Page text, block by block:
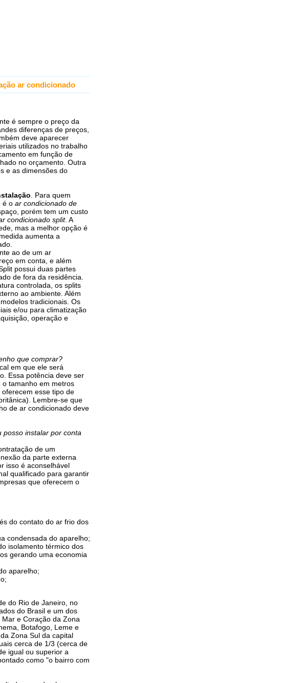
ar condicionado
é sempre o preço da
diferenças de preços,
deve aparecer
utilizados no trabalho
em função de
no orçamento. Outra
e as dimensões do
. Para quem
é o ar condicionado de
porém tem um custo
condicionado split. A
mas a melhor opção é
aumenta a
ao de um ar
em conta, e além
possui duas partes
de fora da residência.
controlada, os splits
ao ambiente. Além
tradicionais. Os
e/ou para climatização
operação e
que comprar?
em que ele será
Essa potência deve ser
tamanho em metros
esse tipo de
Lembre-se que
de ar condicionado deve
posso instalar por conta
de um
da parte externa
isso é aconselhável
qualificado para garantir
que oferecem o
do contato do ar frio dos
condensada do aparelho;
isolamento térmico dos
gerando uma economia
aparelho;
do Rio de Janeiro, no
do Brasil e um dos
e Coração da Zona
Botafogo, Leme e
Zona Sul da capital
cerca de 1/3 (cerca de
igual ou superior a
como "o bairro com